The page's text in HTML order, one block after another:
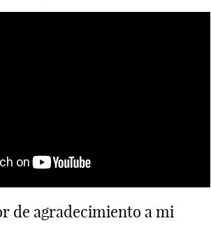
de agradecimiento a mi